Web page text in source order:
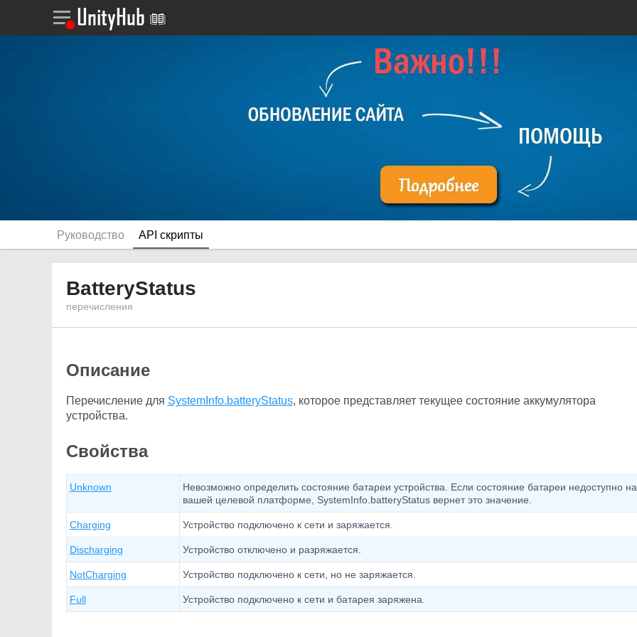
Руководство API скрипты
BatteryStatus
перечисления
Описание
Перечисление для SystemInfo.batteryStatus, которое представляет текущее состояние аккумулятора
устройства.
Свойства
Unknown
Невозможно определить состояние батареи устройства. Если состояние батареи недоступно на
вашей целевой платформе, SystemInfo.batteryStatus вернет это значение.
Charging Устройство подключено к сети и заряжается.
Discharging Устройство отключено и разряжается.
NotCharging Устройство подключено к сети, но не заряжается.
Full Устройство подключено к сети и батарея заряжена.